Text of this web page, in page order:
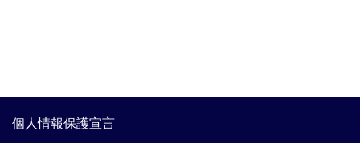
個人情報保護宣言